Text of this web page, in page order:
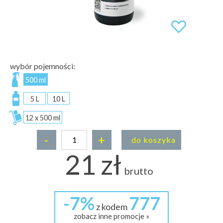
wybór pojemności:
500 ml
5 L 10 L
12 x 500 ml
- + do koszyka
21 zł brutto
-7% z kodem 777
zobacz inne promocje »